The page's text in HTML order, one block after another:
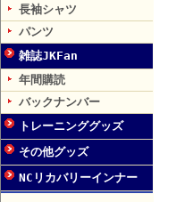
長袖シャツ
パンツ
雑誌JKFan
年間購読
バックナンバー
トレーニンググッズ
その他グッズ
NCリカバリーインナー